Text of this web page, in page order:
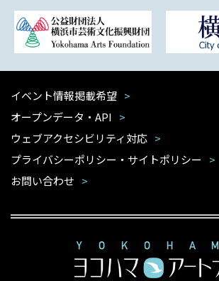
イベント情報掲載希望
オープンデータ・API
ウェブアクセシビリティ対応
プライバシーポリシー・サイトポリシー
お問い合わせ